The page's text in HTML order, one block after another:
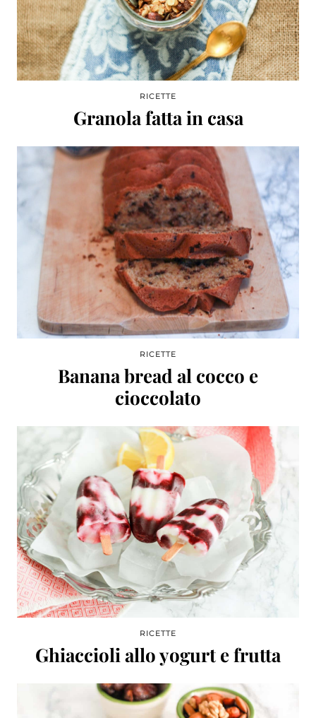
RICETTE
Granola fatta in casa
RICETTE
Banana bread al cocco e
cioccolato
RICETTE
Ghiaccioli allo yogurt e frutta